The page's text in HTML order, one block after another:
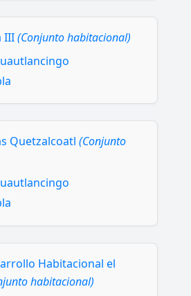
III(Conjunto habitacional)
Quetzalcoatl (Conjunto
Habitacional el
habitacional)